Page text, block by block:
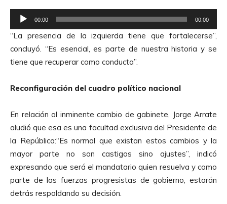
u
i
o
e
p
r
o
u
t
o
r
d
e
A
u
00:00 00:00
“La presencia de la izquierda tiene que fortalecerse”,
concluyó. “Es esencial, es parte de nuestra historia y se
tiene que recuperar como conducta”.
Reconfiguración del cuadro político nacional
En relación al inminente cambio de gabinete, Jorge Arrate
aludió que esa es una facultad exclusiva del Presidente de
la República:“Es normal que existan estos cambios y la
mayor parte no son castigos sino ajustes”, indicó
expresando que será el mandatario quien resuelva y como
parte de las fuerzas progresistas de gobierno, estarán
detrás respaldando su decisión.